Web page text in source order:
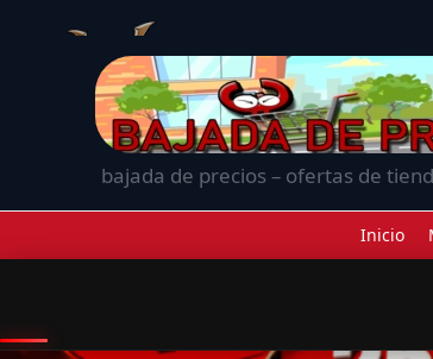
bajada de precios – ofertas de
Inicio